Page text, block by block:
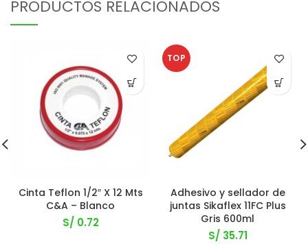
PRODUCTOS RELACIONADOS
Cinta Teflon 1/2″ X 12 Mts
C&A – Blanco
S/ 0.72
TOP
Adhesivo y sellador de
juntas Sikaflex 11FC Plus
Gris 600ml
S/ 35.71